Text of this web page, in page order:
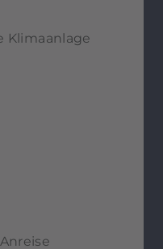
Klimaanlage